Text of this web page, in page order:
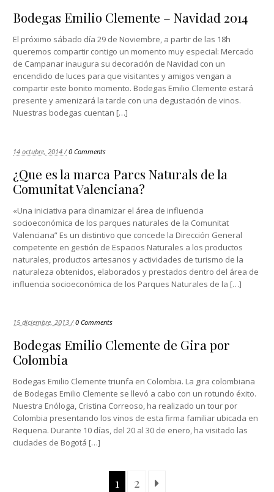
Bodegas Emilio Clemente – Navidad 2014
El próximo sábado día 29 de Noviembre, a partir de las 18h
queremos compartir contigo un momento muy especial: Mercado
de Campanar inaugura su decoración de Navidad con un
encendido de luces para que visitantes y amigos vengan a
compartir este bonito momento. Bodegas Emilio Clemente estará
presente y amenizará la tarde con una degustación de vinos.
Nuestras bodegas cuentan […]
14 octubre, 2014 / 0 Comments
¿Que es la marca Parcs Naturals de la
Comunitat Valenciana?
«Una iniciativa para dinamizar el área de influencia
socioeconómica de los parques naturales de la Comunitat
Valenciana” Es un distintivo que concede la Dirección General
competente en gestión de Espacios Naturales a los productos
naturales, productos artesanos y actividades de turismo de la
naturaleza obtenidos, elaborados y prestados dentro del área de
influencia socioeconómica de los Parques Naturales de la […]
15 diciembre, 2013 / 0 Comments
Bodegas Emilio Clemente de Gira por
Colombia
Bodegas Emilio Clemente triunfa en Colombia. La gira colombiana
de Bodegas Emilio Clemente se llevó a cabo con un rotundo éxito.
Nuestra Enóloga, Cristina Correoso, ha realizado un tour por
Colombia presentando los vinos de esta firma familiar ubicada en
Requena. Durante 10 días, del 20 al 30 de enero, ha visitado las
ciudades de Bogotá […]
1 2